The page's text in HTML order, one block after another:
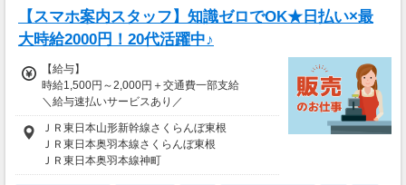
【スマホ案内スタッフ】知識ゼロでOK★日払い×最
大時給2000円！20代活躍中♪
【給与】
時給1,500円～2,000円＋交通費一部支給
＼給与速払いサービスあり／
1. 好きなタイミングで
2. スマホで簡単に
3. 1分程度で申請完了♪
ＪＲ東日本山形新幹線さくらんぼ東根
ＪＲ東日本奥羽本線さくらんぼ東根
ＪＲ東日本奥羽本線神町
ＪＲ東日本奥羽本線東根